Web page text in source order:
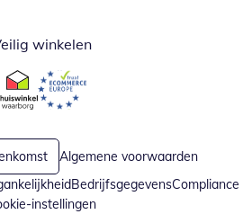
winkelen
Opent in nieuw venster
Opent in nieuw venster
Algemene voorwaarden
BedrijfsgegevensCompliance
instellingen